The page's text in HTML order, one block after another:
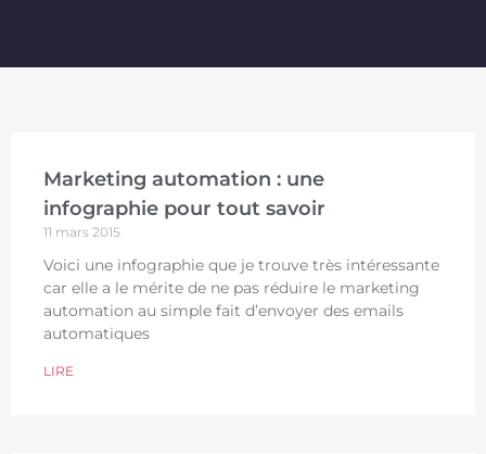
Marketing automation : une
infographie pour tout savoir
11 mars 2015
Voici une infographie que je trouve très intéressante
car elle a le mérite de ne pas réduire le marketing
automation au simple fait d’envoyer des emails
automatiques
LIRE